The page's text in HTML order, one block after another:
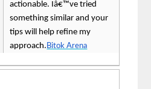
actionable. Iâ€™ve tried
something similar and your
tips will help refine my
approach. Bitok Arena